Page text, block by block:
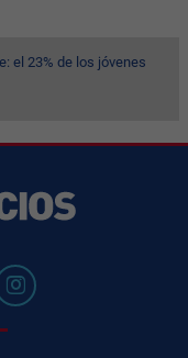
el 23% de los jóvenes